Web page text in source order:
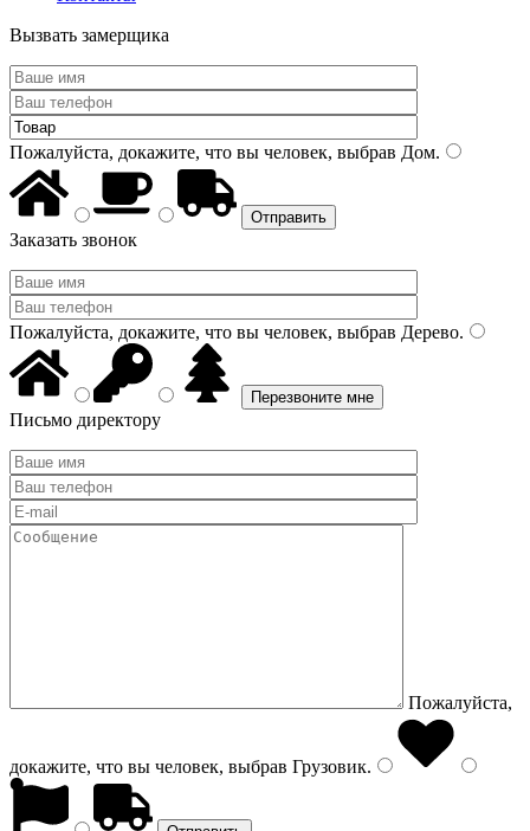
Вызвать замерщика
Пожалуйста, докажите, что вы человек, выбрав Дом.
Заказать звонок
Пожалуйста, докажите, что вы человек, выбрав Дерево.
Письмо директору
Пожалуйста,
докажите, что вы человек, выбрав Грузовик.